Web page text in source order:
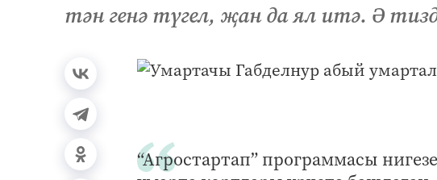
тән генә түгел, җан да ял итә. Ә
“Агростартап” программасы